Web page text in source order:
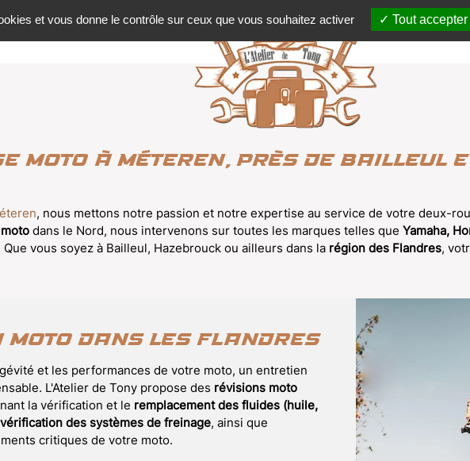
et vous donne le contrôle sur ceux que vous souhaitez activer
Tout accepter
Moto à Méteren, près de Bailleul
, nous mettons notre passion et notre expertise au service de votre deux-
dans le Nord, nous intervenons sur toutes les marques telles que Yamaha,
vous soyez à Bailleul, Hazebrouck ou ailleurs dans la région des Flandres,
moto dans les Flandres
et les performances de votre moto, un entretien
L'Atelier de Tony propose des révisions moto
la vérification et le remplacement des fluides (huile,
vérification des systèmes de freinage, ainsi que
critiques de votre moto.